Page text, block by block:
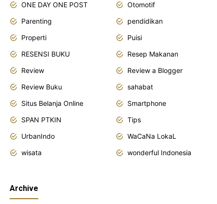
ONE DAY ONE POST
Otomotif
Parenting
pendidikan
Properti
Puisi
RESENSI BUKU
Resep Makanan
Review
Review a Blogger
Review Buku
sahabat
Situs Belanja Online
Smartphone
SPAN PTKIN
Tips
UrbanIndo
WaCaNa LokaL
wisata
wonderful Indonesia
Archive